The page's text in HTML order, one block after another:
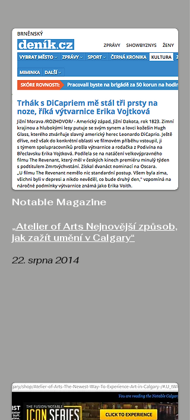
Notable Magazine
„Atelier of Arts Nejnovější způsob,
jak zažít umění v Calgary“
22. srpna 2014